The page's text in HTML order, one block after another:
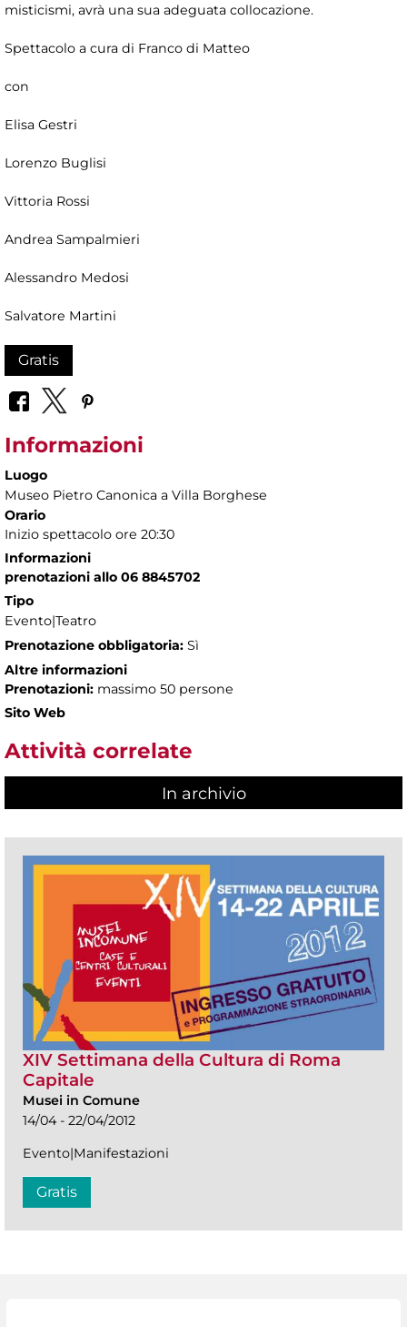
misticismi, avrà una sua adeguata collocazione.
Spettacolo a cura di Franco di Matteo
con
Elisa Gestri
Lorenzo Buglisi
Vittoria Rossi
Andrea Sampalmieri
Alessandro Medosi
Salvatore Martini
Gratis
Informazioni
Luogo
Museo Pietro Canonica a Villa Borghese
Orario
Inizio spettacolo ore 20:30
Informazioni
prenotazioni allo 06 8845702
Tipo
Evento|Teatro
Prenotazione obbligatoria: Sì
Altre informazioni
Prenotazioni: massimo 50 persone
Sito Web
Attività correlate
In archivio
XIV Settimana della Cultura di Roma
Capitale
Musei in Comune
14/04 - 22/04/2012
Evento|Manifestazioni
Gratis